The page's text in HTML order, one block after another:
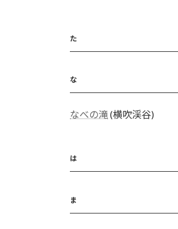
た
な
なべの滝 (横吹渓谷)
は
ま